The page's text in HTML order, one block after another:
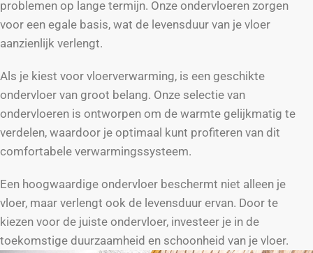
problemen op lange termijn. Onze ondervloeren zorgen
voor een egale basis, wat de levensduur van je vloer
aanzienlijk verlengt.
Als je kiest voor vloerverwarming, is een geschikte
ondervloer van groot belang. Onze selectie van
ondervloeren is ontworpen om de warmte gelijkmatig te
verdelen, waardoor je optimaal kunt profiteren van dit
comfortabele verwarmingssysteem.
Een hoogwaardige ondervloer beschermt niet alleen je
vloer, maar verlengt ook de levensduur ervan. Door te
kiezen voor de juiste ondervloer, investeer je in de
toekomstige duurzaamheid en schoonheid van je vloer.